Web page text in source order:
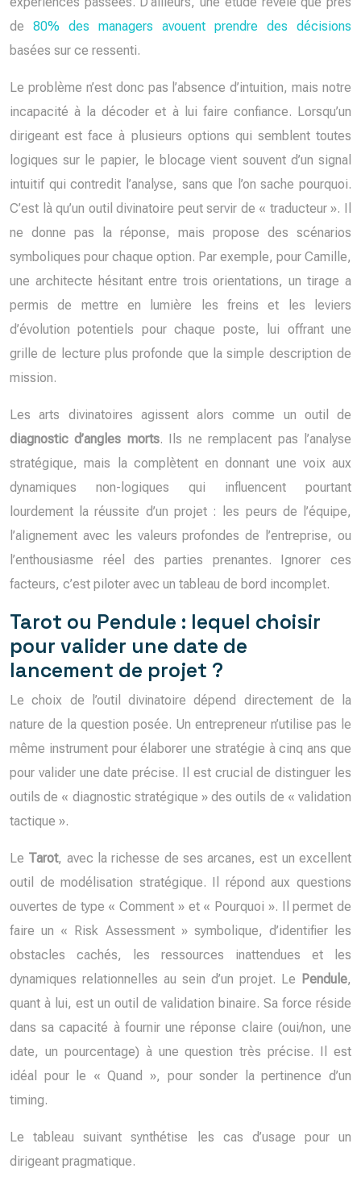
de 80% des managers avouent prendre des décisions
basées sur ce ressenti.
Le problème n’est donc pas l’absence d’intuition, mais notre
incapacité à la décoder et à lui faire confiance. Lorsqu’un
dirigeant est face à plusieurs options qui semblent toutes
logiques sur le papier, le blocage vient souvent d’un signal
intuitif qui contredit l’analyse, sans que l’on sache pourquoi.
C’est là qu’un outil divinatoire peut servir de « traducteur ». Il
ne donne pas la réponse, mais propose des scénarios
symboliques pour chaque option. Par exemple, pour Camille,
une architecte hésitant entre trois orientations, un tirage a
permis de mettre en lumière les freins et les leviers
d’évolution potentiels pour chaque poste, lui offrant une
grille de lecture plus profonde que la simple description de
mission.
Les arts divinatoires agissent alors comme un outil de
diagnostic d’angles morts. Ils ne remplacent pas l’analyse
stratégique, mais la complètent en donnant une voix aux
dynamiques non-logiques qui influencent pourtant
lourdement la réussite d’un projet : les peurs de l’équipe,
l’alignement avec les valeurs profondes de l’entreprise, ou
l’enthousiasme réel des parties prenantes. Ignorer ces
facteurs, c’est piloter avec un tableau de bord incomplet.
Tarot ou Pendule : lequel choisir
pour valider une date de
lancement de projet ?
Le choix de l’outil divinatoire dépend directement de la
nature de la question posée. Un entrepreneur n’utilise pas le
même instrument pour élaborer une stratégie à cinq ans que
pour valider une date précise. Il est crucial de distinguer les
outils de « diagnostic stratégique » des outils de « validation
tactique ».
Le Tarot, avec la richesse de ses arcanes, est un excellent
outil de modélisation stratégique. Il répond aux questions
ouvertes de type « Comment » et « Pourquoi ». Il permet de
faire un « Risk Assessment » symbolique, d’identifier les
obstacles cachés, les ressources inattendues et les
dynamiques relationnelles au sein d’un projet. Le Pendule,
quant à lui, est un outil de validation binaire. Sa force réside
dans sa capacité à fournir une réponse claire (oui/non, une
date, un pourcentage) à une question très précise. Il est
idéal pour le « Quand », pour sonder la pertinence d’un
timing.
Le tableau suivant synthétise les cas d’usage pour un
dirigeant pragmatique.